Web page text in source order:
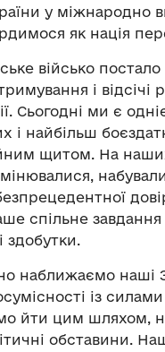
у міжнародно
як нація
військо
і відсічі
Сьогодні ми є
і найбільш
щитом. На
набували
спільне завдання
наближаємо наші
із силами
йти цим шляхом,
обставини.